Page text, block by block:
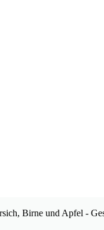
Birne und Apfel -